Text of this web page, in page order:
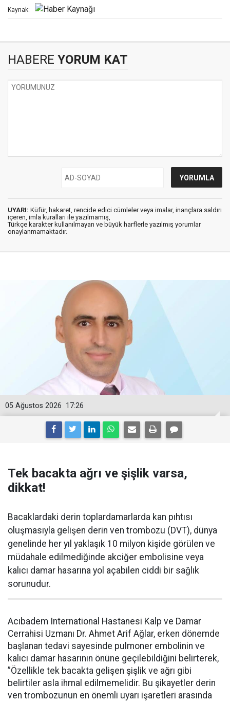
Kaynak:
HABERE YORUM KAT
UYARI: Küfür, hakaret, rencide edici cümleler veya imalar, inançlara saldırı
içeren, imla kuralları ile yazılmamış,
Türkçe karakter kullanılmayan ve büyük harflerle yazılmış yorumlar
onaylanmamaktadır.
17:26
05 Ağustos 2026
Tek bacakta ağrı ve şişlik varsa,
dikkat!
Bacaklardaki derin toplardamarlarda kan pıhtısı
oluşmasıyla gelişen derin ven trombozu (DVT), dünya
genelinde her yıl yaklaşık 10 milyon kişide görülen ve
müdahale edilmediğinde akciğer embolisine veya
kalıcı damar hasarına yol açabilen ciddi bir sağlık
sorunudur.
Acıbadem International Hastanesi Kalp ve Damar
Cerrahisi Uzmanı Dr. Ahmet Arif Ağlar, erken dönemde
başlanan tedavi sayesinde pulmoner embolinin ve
kalıcı damar hasarının önüne geçilebildiğini belirterek,
”Özellikle tek bacakta gelişen şişlik ve ağrı gibi
belirtiler asla ihmal edilmemelidir. Bu şikayetler derin
ven trombozunun en önemli uyarı işaretleri arasında